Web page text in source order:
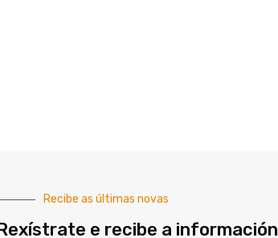
Recibe as últimas novas
e recibe a información